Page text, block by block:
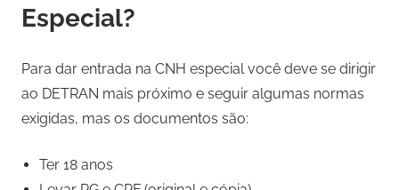
Especial?
Para dar entrada na CNH especial você deve se dirigir
ao DETRAN mais próximo e seguir algumas normas
exigidas, mas os documentos são:
Ter 18 anos